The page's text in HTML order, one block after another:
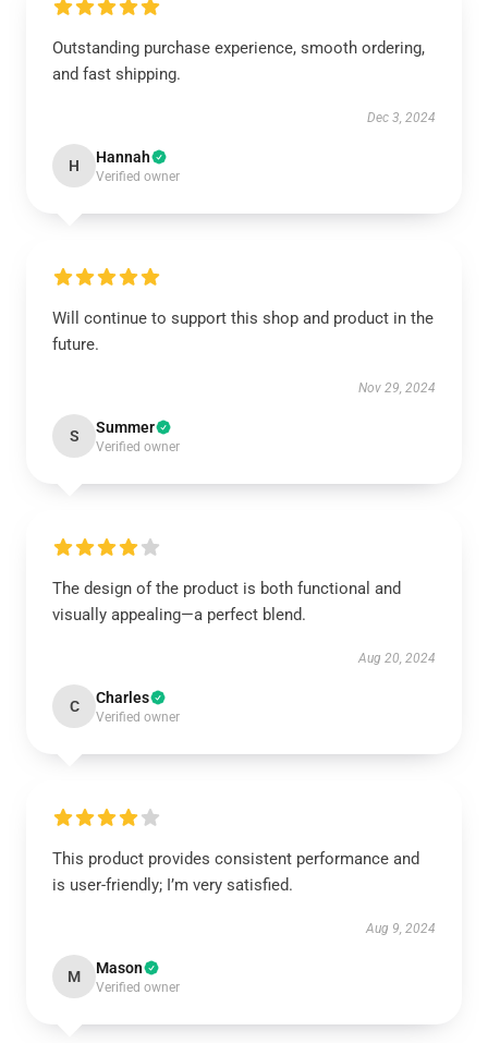
Outstanding purchase experience, smooth ordering,
and fast shipping.
Dec 3, 2024
H Hannah
Verified owner
Will continue to support this shop and product in the
future.
Nov 29, 2024
S Summer
Verified owner
The design of the product is both functional and
visually appealing—a perfect blend.
Aug 20, 2024
C Charles
Verified owner
This product provides consistent performance and
is user-friendly; I’m very satisfied.
Aug 9, 2024
M Mason
Verified owner